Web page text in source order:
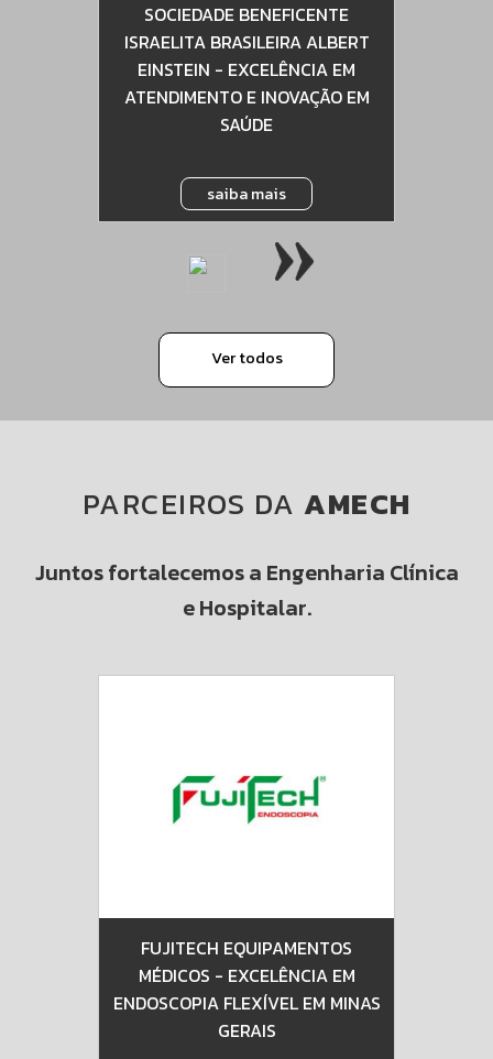
SOCIEDADE BENEFICENTE
ISRAELITA BRASILEIRA ALBERT
EINSTEIN - EXCELÊNCIA EM
ATENDIMENTO E INOVAÇÃO EM
SAÚDE
saiba mais
Ver todos
PARCEIROS DA AMECH
Juntos fortalecemos a Engenharia Clínica
e Hospitalar.
FUJITECH EQUIPAMENTOS
MÉDICOS - EXCELÊNCIA EM
ENDOSCOPIA FLEXÍVEL EM MINAS
GERAIS